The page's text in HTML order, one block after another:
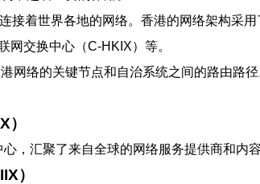
接着世界各地的网络。香港的网络架构采
网交换中心（C-HKIX）等。
网络的关键节点和自治系统之间的路由路
，汇聚了来自全球的网络服务提供商和内
）